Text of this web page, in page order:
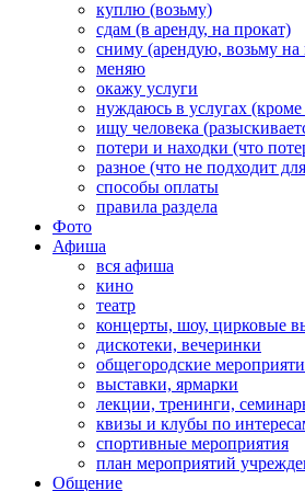
куплю (возьму)
сдам (в аренду, на прокат)
сниму (арендую, возьму на
меняю
окажу услуги
нуждаюсь в услугах
ищу человека
потери и находки (что
разное (что не подходит
способы оплаты
правила раздела
Фото
Афиша
вся афиша
кино
театр
концерты, шоу, цирковые
дискотеки, вечеринки
общегородские
выставки, ярмарки
лекции, тренинги,
квизы и клубы по
спортивные мероприятия
план мероприятий
Общение